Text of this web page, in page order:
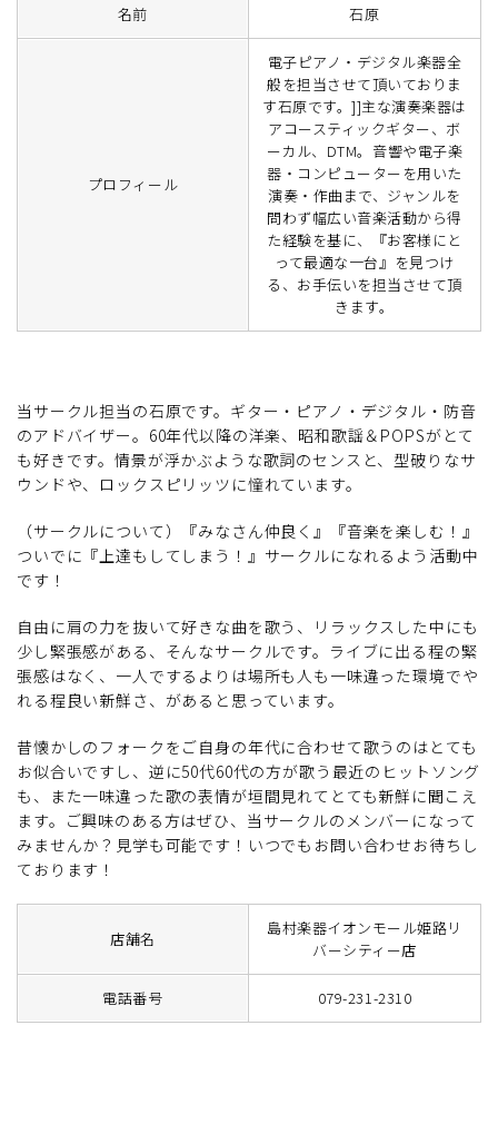
名前 石原
プロフィール
電子ピアノ・デジタル楽器全
般を担当させて頂いておりま
す石原です。]]主な演奏楽器は
アコースティックギター、ボ
ーカル、DTM。音響や電子楽
器・コンピューターを用いた
演奏・作曲まで、ジャンルを
問わず幅広い音楽活動から得
た経験を基に、『お客様にと
って最適な一台』を見つけ
る、お手伝いを担当させて頂
きます。
当サークル担当の石原です。ギター・ピアノ・デジタル・防音
のアドバイザー。60年代以降の洋楽、昭和歌謡＆POPSがとて
も好きです。情景が浮かぶような歌詞のセンスと、型破りなサ
ウンドや、ロックスピリッツに憧れています。
（サークルについて）『みなさん仲良く』『音楽を楽しむ！』
ついでに『上達もしてしまう！』サークルになれるよう活動中
です！
自由に肩の力を抜いて好きな曲を歌う、リラックスした中にも
少し緊張感がある、そんなサークルです。ライブに出る程の緊
張感はなく、一人でするよりは場所も人も一味違った環境でや
れる程良い新鮮さ、があると思っています。
昔懐かしのフォークをご自身の年代に合わせて歌うのはとても
お似合いですし、逆に50代60代の方が歌う最近のヒットソング
も、また一味違った歌の表情が垣間見れてとても新鮮に聞こえ
ます。ご興味のある方はぜひ、当サークルのメンバーになって
みませんか？見学も可能です！いつでもお問い合わせお待ちし
ております！
店舗名
島村楽器イオンモール姫路リ
バーシティー店
電話番号 079-231-2310